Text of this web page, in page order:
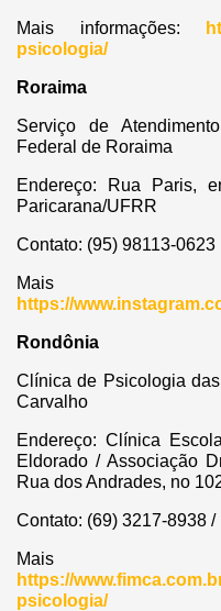
Mais informações:
psicologia/
Roraima
Serviço de
Federal de Roraima
Endereço: Rua Paris,
Paricarana/UFRR
Contato: (95) 98113-0623
Mais
https://
Rondônia
Clínica de Psicologia
Carvalho
Endereço: Clínica
Eldorado / Associação
Rua dos Andrades, no
Contato: (69) 3217-8938
Mais
https://
psicologia/